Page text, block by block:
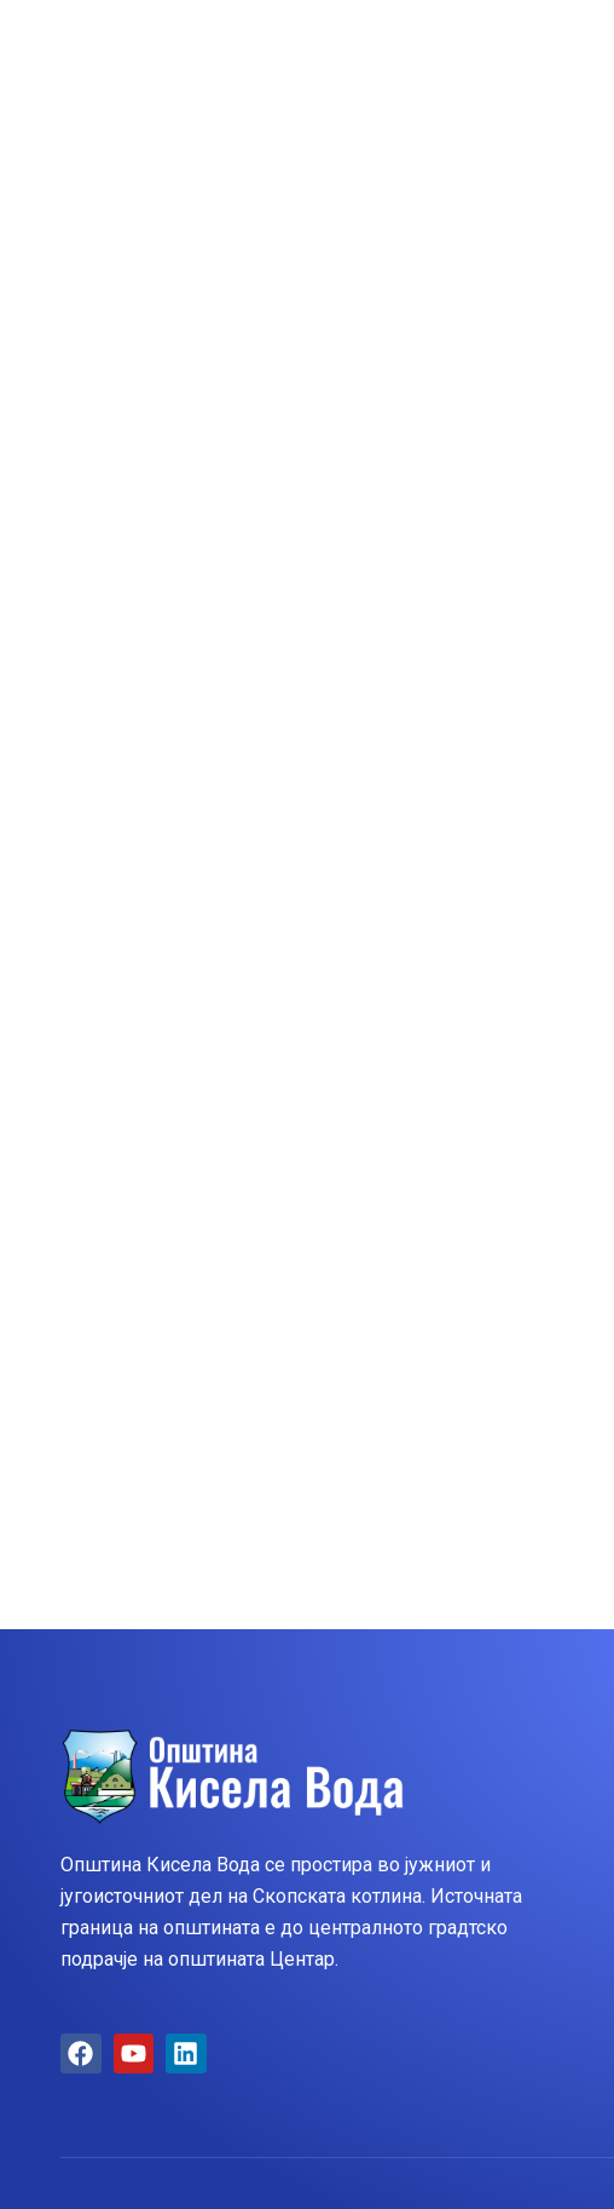
Општина Кисела Вода се простира во јужниот и
југоисточниот дел на Скопската котлина. Источната
граница на општината е до централното градтско
подрачје на општината Центар.
F
a
Y
o
L
i